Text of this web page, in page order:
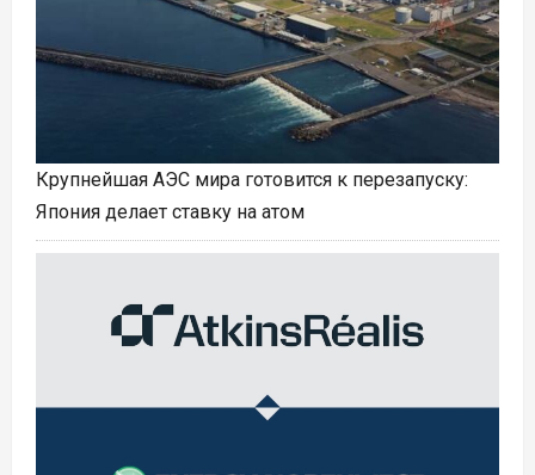
Крупнейшая АЭС мира готовится к перезапуску:
Япония делает ставку на атом